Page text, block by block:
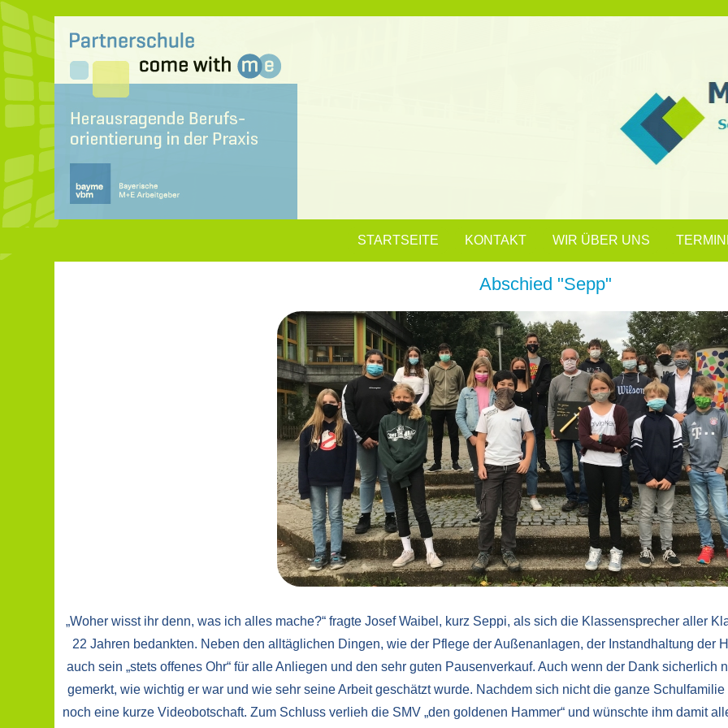
STARTSEITE KONTAKT WIR ÜBER UNS
Abschied "Sepp"
„Woher wisst ihr denn, was ich alles mache?“ fragte Josef Waibel, kurz Seppi, als sich die Klassensprecher aller
22 Jahren bedankten. Neben den alltäglichen Dingen, wie der Pflege der Außenanlagen, der Instandhaltung der
auch sein „stets offenes Ohr“ für alle Anliegen und den sehr guten Pausenverkauf. Auch wenn der Dank sicherlich
gemerkt, wie wichtig er war und wie sehr seine Arbeit geschätzt wurde. Nachdem sich nicht die ganze
noch eine kurze Videobotschaft. Zum Schluss verlieh die SMV „den goldenen Hammer“ und wünschte ihm damit